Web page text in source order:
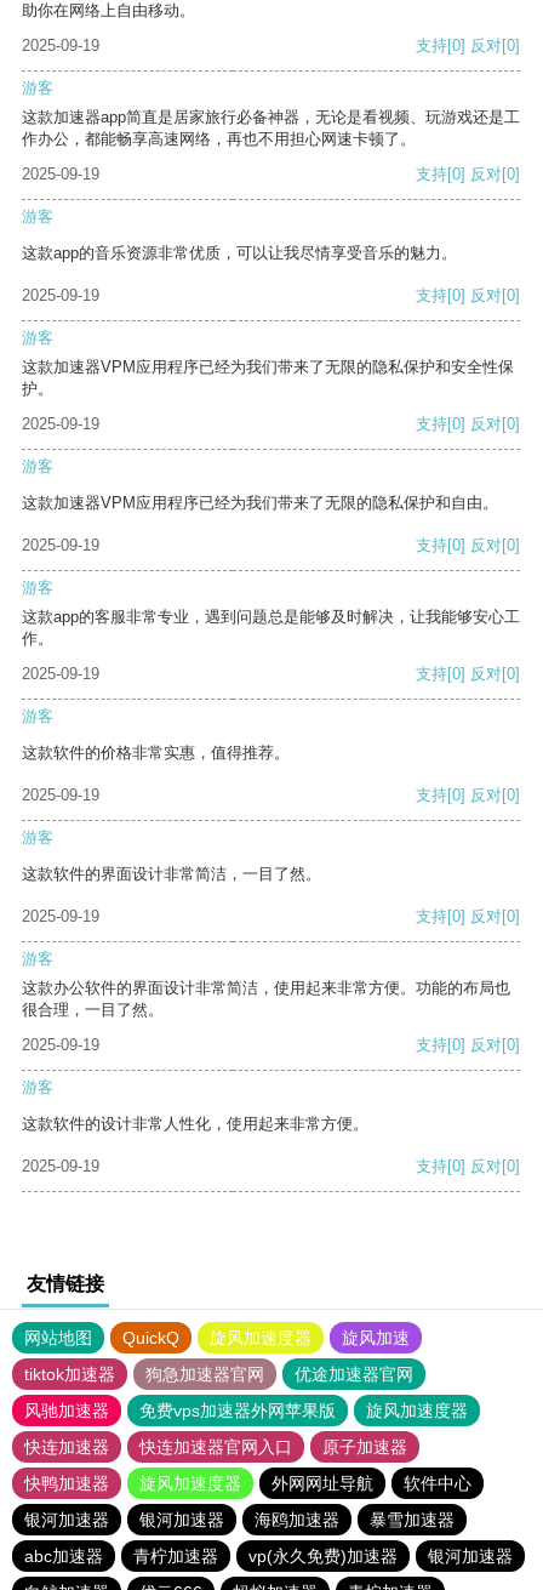
助你在网络上自由移动。
2025-09-19
支持[0] 反对[0]
游客
这款加速器app简直是居家旅行必备神器，无论是看视频、玩游戏还是工
作办公，都能畅享高速网络，再也不用担心网速卡顿了。
2025-09-19
支持[0] 反对[0]
游客
这款app的音乐资源非常优质，可以让我尽情享受音乐的魅力。
2025-09-19 支持[0] 反对[0]
游客
这款加速器VPM应用程序已经为我们带来了无限的隐私保护和安全性保
护。
2025-09-19
支持[0] 反对[0]
游客
这款加速器VPM应用程序已经为我们带来了无限的隐私保护和自由。
2025-09-19 支持[0] 反对[0]
游客
这款app的客服非常专业，遇到问题总是能够及时解决，让我能够安心工
作。
2025-09-19
支持[0] 反对[0]
游客
这款软件的价格非常实惠，值得推荐。
2025-09-19 支持[0] 反对[0]
游客
这款软件的界面设计非常简洁，一目了然。
2025-09-19 支持[0] 反对[0]
游客
这款办公软件的界面设计非常简洁，使用起来非常方便。功能的布局也
很合理，一目了然。
2025-09-19
支持[0] 反对[0]
游客
这款软件的设计非常人性化，使用起来非常方便。
2025-09-19 支持[0] 反对[0]
友情链接
网站地图 QuickQ 旋风加速度器
旋风加速
tiktok加速器
狗急加速器官网
优途加速器官网
风驰加速器
免费vps加速器外网苹果版
旋风加速度器
快连加速器
快连加速器官网入口
原子加速器
快鸭加速器
旋风加速度器 外网网址导航
软件中心
银河加速器
银河加速器 海鸥加速器
暴雪加速器
abc加速器
青柠加速器 vp(永久免费)加速器
银河加速器